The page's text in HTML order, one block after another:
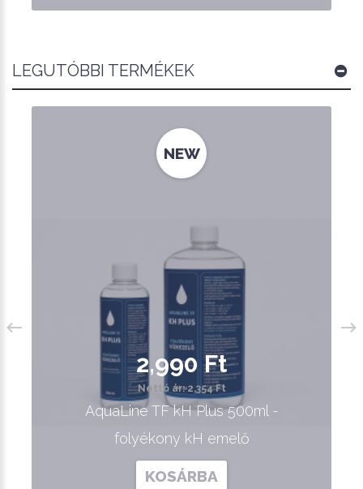
LEGUTÓBBI TERMÉKEK
NEW
2,990 Ft
Nettó ár: 2,354 Ft
AquaLine TF kH Plus 500ml -
folyékony kH emelő
KOSÁRBA